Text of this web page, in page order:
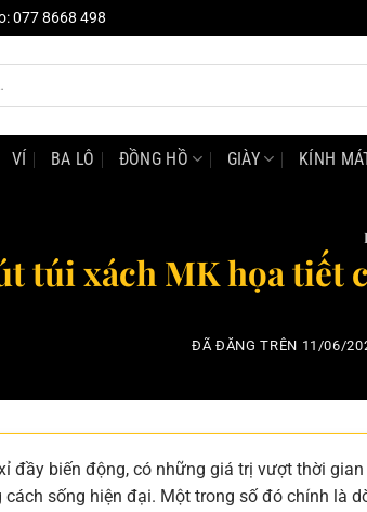
077 8668 498
VÍ BA LÔ ĐỒNG HỒ GIÀY KÍNH
túi xách MK họa
ĐÃ ĐĂNG TRÊN 11/06/
đầy biến động, có những giá trị vượt thời
sống hiện đại. Một trong số đó chính là